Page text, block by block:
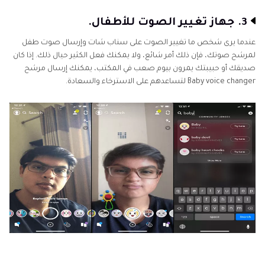
3. جهاز تغيير الصوت للأطفال.
عندما يرى شخص ما تغيير الصوت على سناب شات وإرسال صوت طفل
لمرشح صوتك، فإن ذلك أمر شائع، ولا يمكنك فعل الكثير حيال ذلك. إذا كان
صديقك أو حبيبتك يمرون بيوم صعب في المكتب، يمكنك إرسال مرشح
Baby voice changer لتساعدهم على الاسترخاء والسعادة.